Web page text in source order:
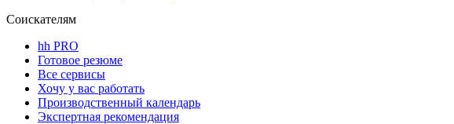
Соискателям
hh PRO
Готовое резюме
Все сервисы
Хочу у вас работать
Производственный календарь
Экспертная рекомендация